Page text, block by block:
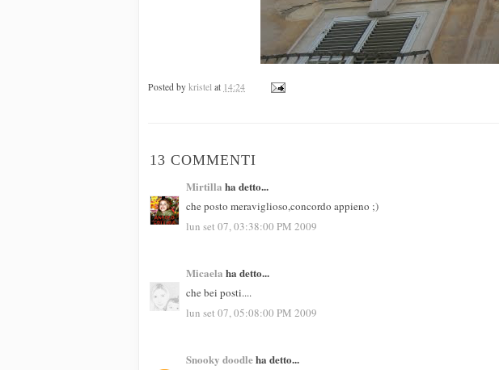
Posted by kristel at 14:24
13 COMMENTI
Mirtilla ha detto...
che posto meraviglioso,concordo appieno ;)
lun set 07, 03:38:00 PM 2009
Micaela ha detto...
che bei posti....
lun set 07, 05:08:00 PM 2009
Snooky doodleha detto...